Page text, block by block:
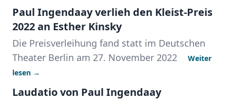
Paul Ingendaay verlieh den Kleist-Preis
2022 an Esther Kinsky
Die Preisverleihung fand statt im Deutschen
Theater Berlin am 27. November 2022
Weiter
lesen →
Laudatio von Paul Ingendaay